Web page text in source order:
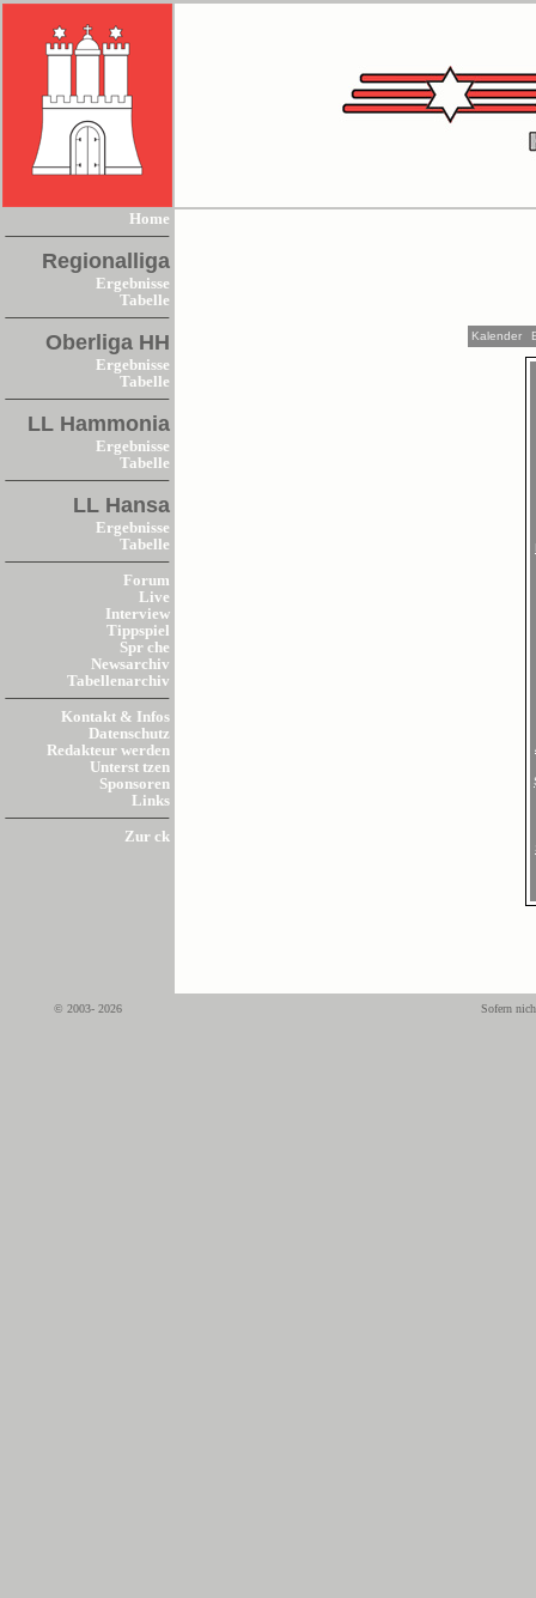
Home
Regionalliga
Ergebnisse
Tabelle
Oberliga HH
Ergebnisse
Tabelle
LL Hammonia
Ergebnisse
Tabelle
LL Hansa
Ergebnisse
Tabelle
Forum
Live
Interview
Tippspiel
Spr che
Newsarchiv
Tabellenarchiv
Kontakt & Infos
Datenschutz
Redakteur werden
Unterst tzen
Sponsoren
Links
Zur ck
Kalender
© 2003- 2026 Sofern